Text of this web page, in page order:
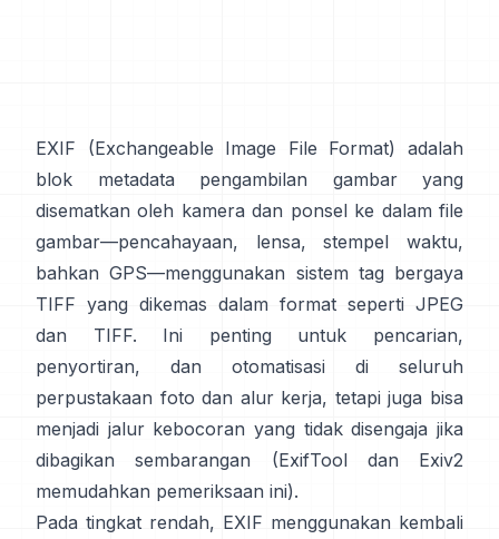
EXIF (Exchangeable Image File Format) adalah
blok metadata pengambilan gambar yang
disematkan oleh kamera dan ponsel ke dalam file
gambar—pencahayaan, lensa, stempel waktu,
bahkan GPS—menggunakan sistem tag bergaya
TIFF yang dikemas dalam format seperti JPEG
dan TIFF. Ini penting untuk pencarian,
penyortiran, dan otomatisasi di seluruh
perpustakaan foto dan alur kerja, tetapi juga bisa
menjadi jalur kebocoran yang tidak disengaja jika
dibagikan sembarangan (ExifTooldan Exiv2
memudahkan pemeriksaan ini).
Pada tingkat rendah, EXIF menggunakan kembali